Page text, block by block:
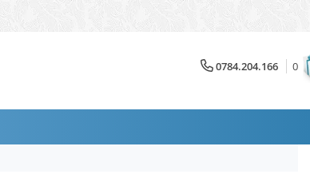
0784.204.166 0